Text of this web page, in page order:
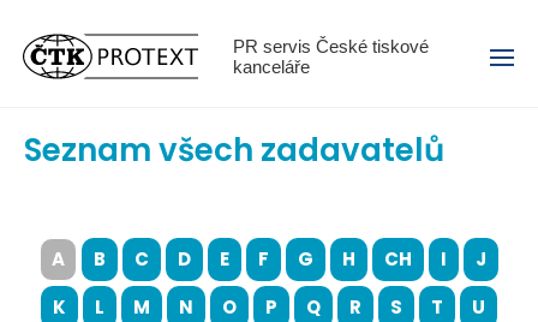
PR servis České tiskové
kanceláře
Menu
Seznam všech zadavatelů
A B C D E F G H CH I
J
K
L M N O P Q R S T
U